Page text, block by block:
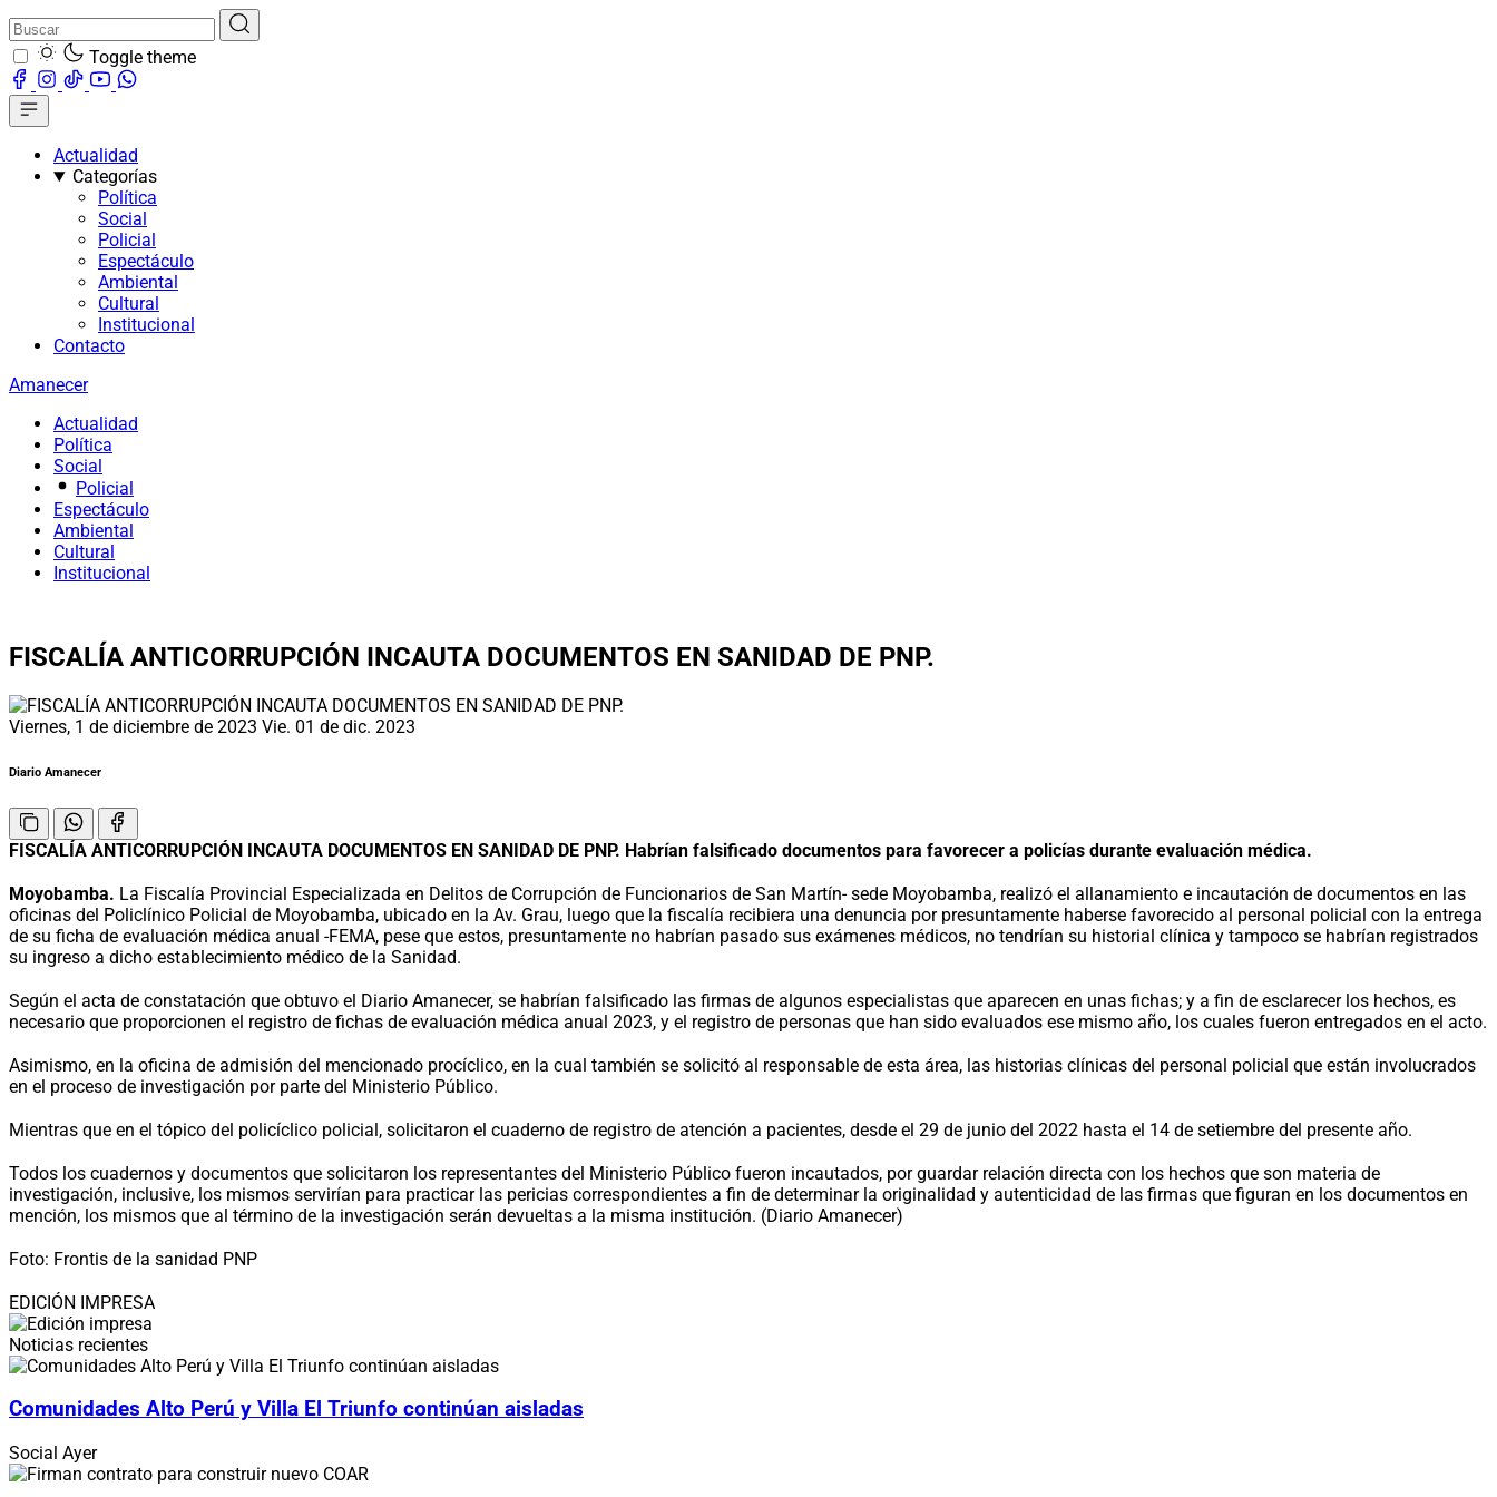
Toggle theme
Actualidad
Categorías
Política
Social
Policial
Espectáculo
Ambiental
Cultural
Institucional
Contacto
Amanecer
Actualidad
Política
Social
Policial
Espectáculo
Ambiental
Cultural
Institucional
FISCALÍA ANTICORRUPCIÓN INCAUTA DOCUMENTOS EN SANIDAD DE PNP.
Viernes, 1 de diciembre de 2023 Vie. 01 de dic. 2023
Diario Amanecer
FISCALÍA ANTICORRUPCIÓN INCAUTA DOCUMENTOS EN SANIDAD DE PNP. Habrían falsificado documentos para favorecer a policías durante evaluación médica.
Moyobamba. La Fiscalía Provincial Especializada en Delitos de Corrupción de Funcionarios de San Martín- sede Moyobamba, realizó el allanamiento e incautación de documentos en las
oficinas del Policlínico Policial de Moyobamba, ubicado en la Av. Grau, luego que la fiscalía recibiera una denuncia por presuntamente haberse favorecido al personal policial con la entrega
de su ficha de evaluación médica anual -FEMA, pese que estos, presuntamente no habrían pasado sus exámenes médicos, no tendrían su historial clínica y tampoco se habrían registrados
su ingreso a dicho establecimiento médico de la Sanidad.
Según el acta de constatación que obtuvo el Diario Amanecer, se habrían falsificado las firmas de algunos especialistas que aparecen en unas fichas; y a fin de esclarecer los hechos, es
necesario que proporcionen el registro de fichas de evaluación médica anual 2023, y el registro de personas que han sido evaluados ese mismo año, los cuales fueron entregados en el acto.
Asimismo, en la oficina de admisión del mencionado procíclico, en la cual también se solicitó al responsable de esta área, las historias clínicas del personal policial que están involucrados
en el proceso de investigación por parte del Ministerio Público.
Mientras que en el tópico del policíclico policial, solicitaron el cuaderno de registro de atención a pacientes, desde el 29 de junio del 2022 hasta el 14 de setiembre del presente año.
Todos los cuadernos y documentos que solicitaron los representantes del Ministerio Público fueron incautados, por guardar relación directa con los hechos que son materia de
investigación, inclusive, los mismos servirían para practicar las pericias correspondientes a fin de determinar la originalidad y autenticidad de las firmas que figuran en los documentos en
mención, los mismos que al término de la investigación serán devueltas a la misma institución. (Diario Amanecer)
Foto: Frontis de la sanidad PNP
EDICIÓN IMPRESA
Noticias recientes
Comunidades Alto Perú y Villa El Triunfo continúan aisladas
Social Ayer